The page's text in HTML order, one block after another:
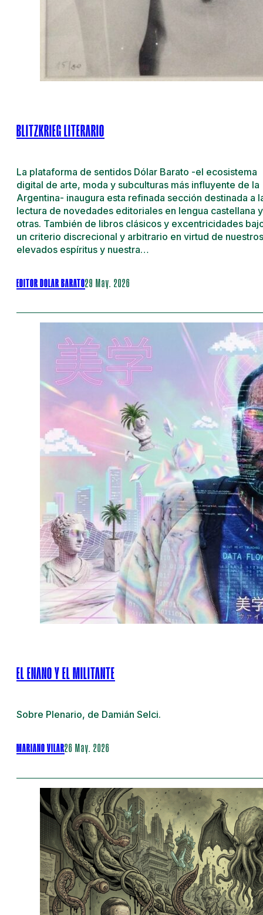
BLITZKRIEG LITERARIO
La plataforma de sentidos Dólar Barato -el ecosistema
digital de arte, moda y subculturas más influyente de la
Argentina- inaugura esta refinada sección destinada a
lectura de novedades editoriales en lengua castellana y
otras. También de libros clásicos y excentricidades
un criterio discrecional y arbitrario en virtud de nuestros
elevados espíritus y nuestra…
EDITOR DOLAR BARATO29 May. 2026
EL ENANO Y EL MILITANTE
Sobre Plenario, de Damián Selci.
MARIANO VILAR26 May. 2026